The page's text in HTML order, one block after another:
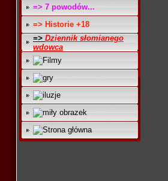
=> 7 powodów...
=> Historie +18
=> Dziennik słomianego
wdowca